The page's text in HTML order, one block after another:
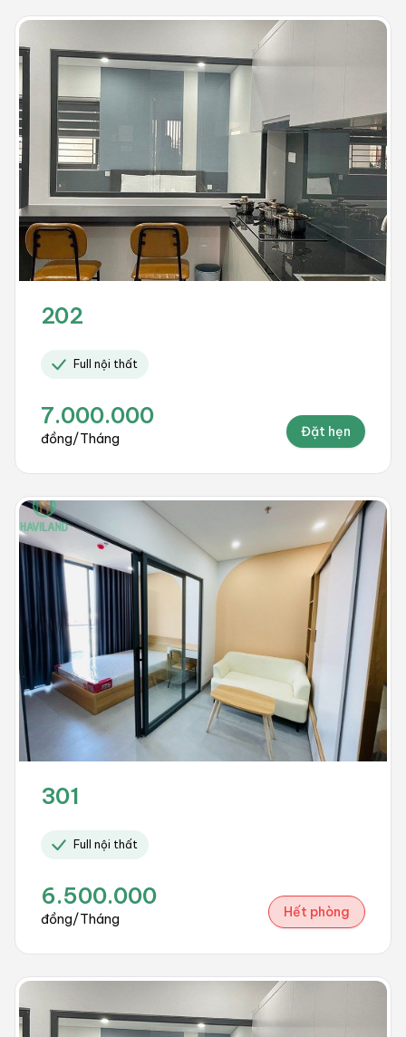
202
Full nội thất
7.000.000
đồng/Tháng Đặt hẹn
301
Full nội thất
6.500.000
đồng/Tháng Hết phòng